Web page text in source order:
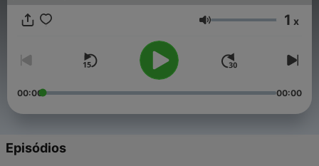
Volume 1 x
00:00 00:00
Episódios